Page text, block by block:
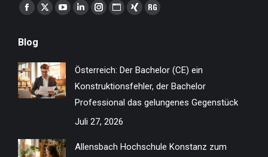
Finden Sie uns auf:
Facebook
opens
in
new
window
X
in
new
window
YouTube
in
new
window
Linkedin
new
window
Instagram
new
window
Website
new
window
XING
new
window
ResearchGate
new
window
Blog
Österreich: Der Bachelor (CE) ein
Konstruktionsfehler, der Bachelor
Professional das gelungenes Gegenstück
Juli 27, 2026
Allensbach Hochschule Konstanz zum